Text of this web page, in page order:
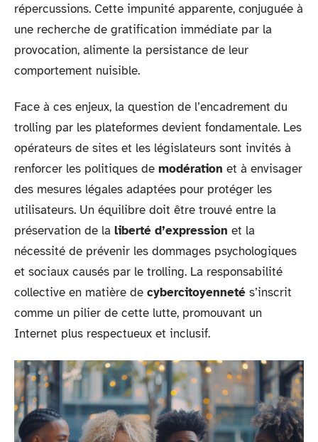
répercussions. Cette impunité apparente, conjuguée à
une recherche de gratification immédiate par la
provocation, alimente la persistance de leur
comportement nuisible.
Face à ces enjeux, la question de l’encadrement du
trolling par les plateformes devient fondamentale. Les
opérateurs de sites et les législateurs sont invités à
renforcer les politiques de modération et à envisager
des mesures légales adaptées pour protéger les
utilisateurs. Un équilibre doit être trouvé entre la
préservation de la liberté d’expression et la
nécessité de prévenir les dommages psychologiques
et sociaux causés par le trolling. La responsabilité
collective en matière de cybercitoyenneté s’inscrit
comme un pilier de cette lutte, promouvant un
Internet plus respectueux et inclusif.